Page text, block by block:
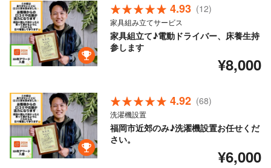
4.93 (12)
家具組み立てサービス
家具組立て♪電動ドライバー、床養生持
参します
¥8,000
4.92 (68)
洗濯機設置
福岡市近郊のみ♪洗濯機設置お任せくだ
さい。
¥6,000